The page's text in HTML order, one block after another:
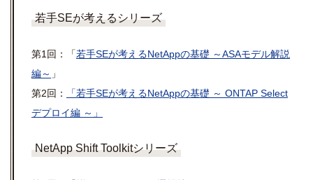
若手SEが考えるシリーズ
第1回：「若手SEが考えるNetAppの基礎 ～ASAモデル解説
編～ 」
第2回：
「若手SEが考えるNetAppの基礎 ～ ONTAP Select
デプロイ編 ～」
NetApp Shift Toolkitシリーズ